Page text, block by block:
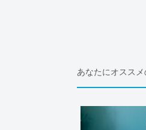
あなたにオスス